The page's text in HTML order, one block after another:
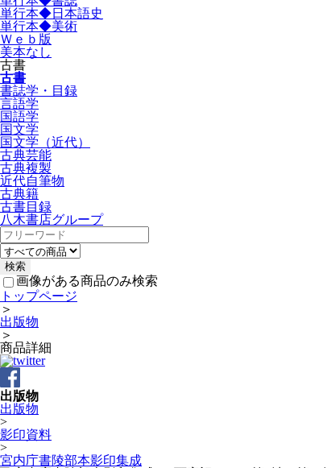
単行本◆日本語史
単行本◆美術
Ｗｅｂ版
美本なし
古書
古書
書誌学・目録
言語学
国語学
国文学
国文学（近代）
古典芸能
古典複製
近代自筆物
古典籍
古書目録
八木書店グループ
画像がある商品のみ検索
トップページ
＞
出版物
＞
商品詳細
出版物
出版物
>
影印資料
>
宮内庁書陵部本影印集成